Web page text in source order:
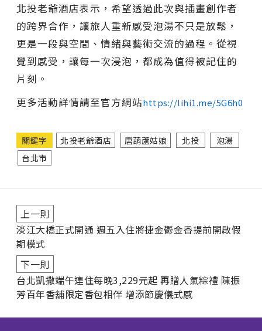
北投老爺酒店表示，希望透過此次與插畫創作者
的跨界合作，讓旅人重新感受泡湯不只是放鬆，
更是一段與空間、情緒與藝術交流的過程。從視
覺到感受，讓每一次浸泡，都成為值得被記住的
片刻。
更多活動詳情請至官方網站https://lihi1.me/5G6h0
關鍵字 北投老爺酒店 唐葫蘆姑娘 北投
泡湯
台北市
上一則
淡江大橋正式開通 週五入住將捷金鬱金香提前開啟假
期模式
下一則
台北凱撒端午連住每晚3,229元起 再贈人氣粽禮 陳振
芳百年香舖限定香包相伴 增添節慶儀式感